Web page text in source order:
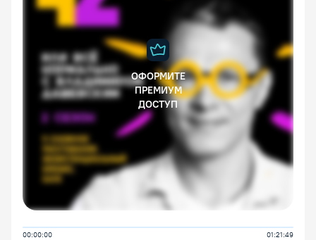
ОФОРМИТЕ
ПРЕМИУМ
ДОСТУП
00:00:00 01:21:49